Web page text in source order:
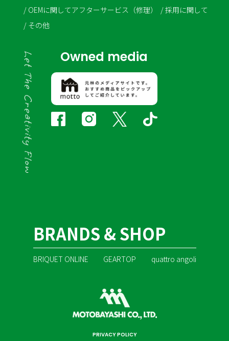
OEMに関してアフターサービス（修理）
採用に関して
その他
Owned media
BRANDS & SHOP
BRIQUET ONLINE GEARTOP quattro angoli
PRIVACY POLICY